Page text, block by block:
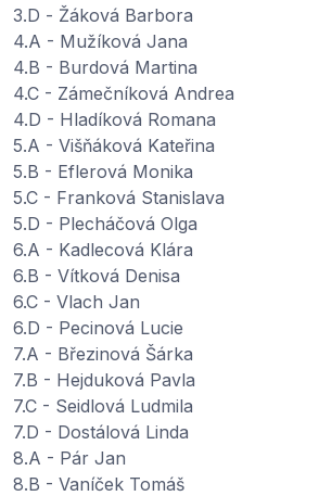
3.D - Žáková Barbora
4.A - Mužíková Jana
4.B - Burdová Martina
4.C - Zámečníková Andrea
4.D - Hladíková Romana
5.A - Višňáková Kateřina
5.B - Eflerová Monika
5.C - Franková Stanislava
5.D - Plecháčová Olga
6.A - Kadlecová Klára
6.B - Vítková Denisa
6.C - Vlach Jan
6.D - Pecinová Lucie
7.A - Březinová Šárka
7.B - Hejduková Pavla
7.C - Seidlová Ludmila
7.D - Dostálová Linda
8.A - Pár Jan
8.B - Vaníček Tomáš